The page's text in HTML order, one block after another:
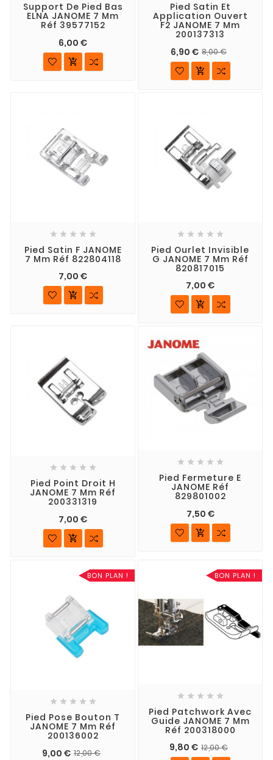
Support De Pied Bas
ELNA JANOME 7 Mm
Réf 39577152
6,00 €

Pied Satin Et
Application Ouvert
F2 JANOME 7 Mm
200137313
6,90 € 8,00 €

    
Pied Satin F JANOME
7 Mm Réf 822804118
7,00 €

    
Pied Ourlet Invisible
G JANOME 7 Mm Réf
820817015
7,00 €

    
Pied Point Droit H
JANOME 7 Mm Réf
200331319
7,00 €

    
Pied Fermeture E
JANOME Réf
829801002
7,50 €

BON PLAN !
    
Pied Pose Bouton T
JANOME 7 Mm Réf
200136002
9,00 € 12,00 €
BON PLAN !
    
Pied Patchwork Avec
Guide JANOME 7 Mm
Réf 200318000
9,80 € 12,00 €